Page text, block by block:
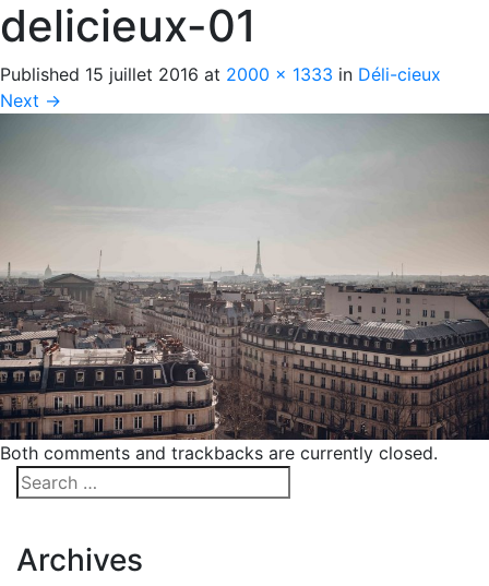
delicieux-01
Published 15 juillet 2016 at 2000 × 1333 in Déli-cieux
Next →
Both comments and trackbacks are currently closed.
Archives